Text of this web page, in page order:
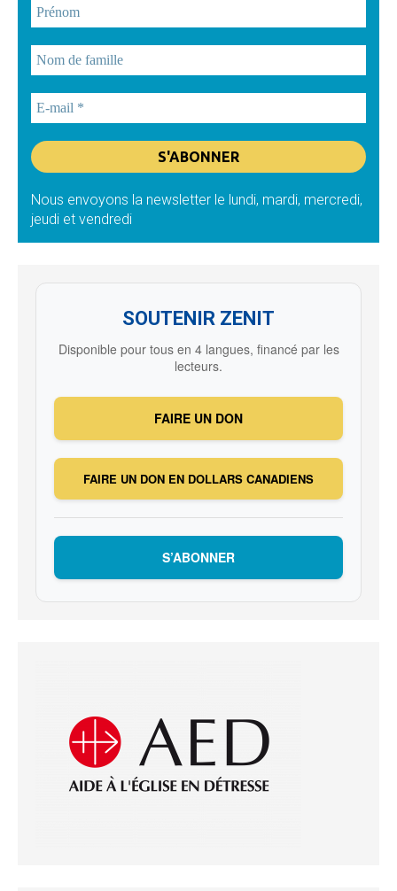
Nous envoyons la newsletter le lundi, mardi, mercredi,
jeudi et vendredi
SOUTENIR ZENIT
Disponible pour tous en 4 langues, financé par les
lecteurs.
FAIRE UN DON
FAIRE UN DON EN DOLLARS CANADIENS
S’ABONNER